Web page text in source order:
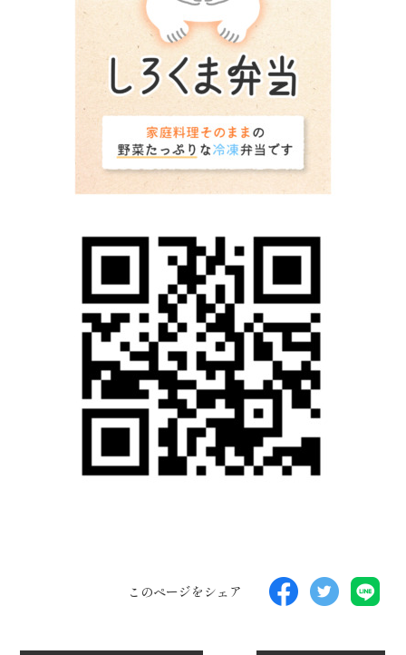
このページをシェア